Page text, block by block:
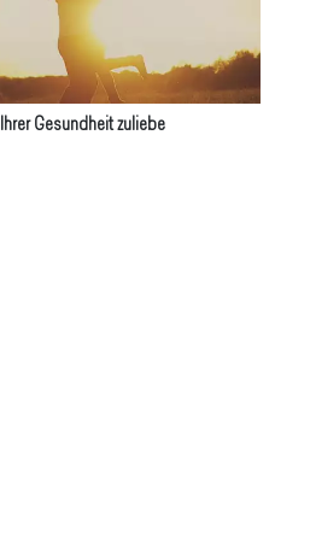
Ihrer Gesundheit zuliebe